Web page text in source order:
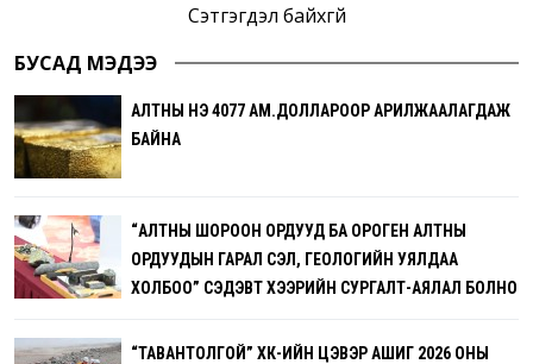
Сэтгэгдэл байхгүй
БУСАД МЭДЭЭ
АЛТНЫ ҮНЭ 4077 АМ.ДОЛЛАРООР АРИЛЖААЛАГДАЖ
БАЙНА
“АЛТНЫ ШОРООН ОРДУУД БА ОРОГЕН АЛТНЫ
ОРДУУДЫН ГАРАЛ ҮҮСЭЛ, ГЕОЛОГИЙН УЯЛДАА
ХОЛБОО” СЭДЭВТ ХЭЭРИЙН СУРГАЛТ-АЯЛАЛ БОЛНО
“ТАВАНТОЛГОЙ” ХК-ИЙН ЦЭВЭР АШИГ 2026 ОНЫ